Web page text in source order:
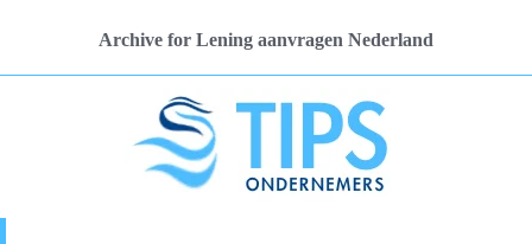
Archive for Lening aanvragen Nederland